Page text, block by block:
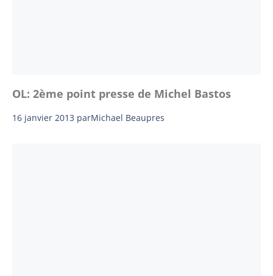
OL: 2ème point presse de Michel Bastos
16 janvier 2013 parMichael Beaupres